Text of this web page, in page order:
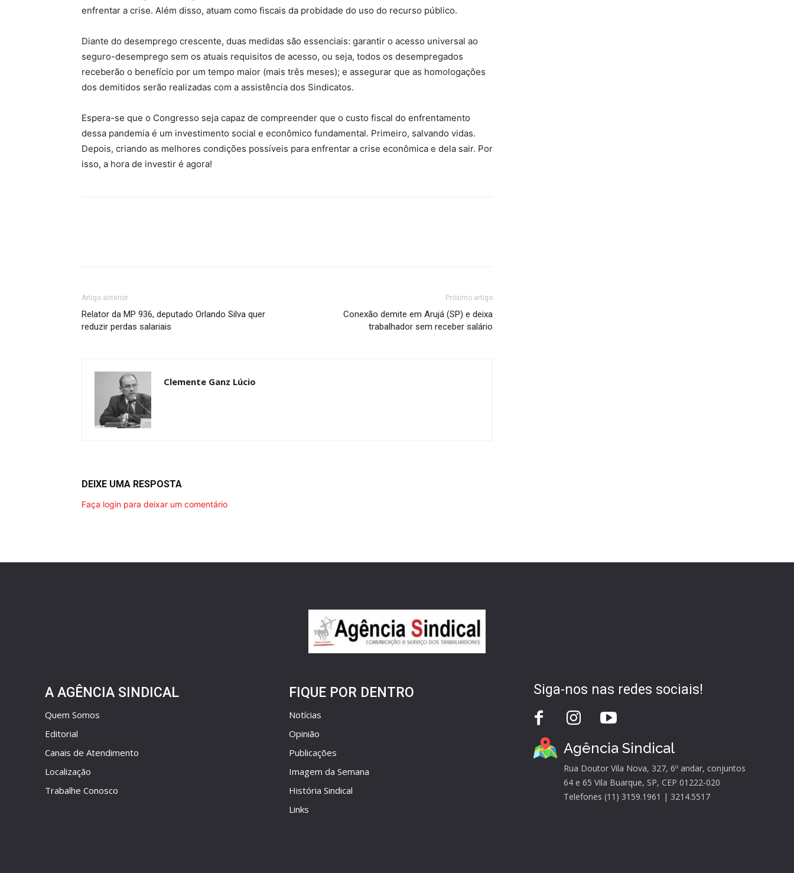
enfrentar a crise. Além disso, atuam como fiscais da probidade do uso do recurso público.
Diante do desemprego crescente, duas medidas são essenciais: garantir o acesso universal ao
seguro-desemprego sem os atuais requisitos de acesso, ou seja, todos os desempregados
receberão o benefício por um tempo maior (mais três meses); e assegurar que as homologações
dos demitidos serão realizadas com a assistência dos Sindicatos.
Espera-se que o Congresso seja capaz de compreender que o custo fiscal do enfrentamento
dessa pandemia é um investimento social e econômico fundamental. Primeiro, salvando vidas.
Depois, criando as melhores condições possíveis para enfrentar a crise econômica e dela sair. Por
isso, a hora de investir é agora!
Artigo anterior
Relator da MP 936, deputado Orlando Silva quer
reduzir perdas salariais
Próximo artigo
Conexão demite em Arujá (SP) e deixa
trabalhador sem receber salário
Clemente Ganz Lúcio
DEIXE UMA RESPOSTA
Faça login para deixar um comentário
A AGÊNCIA SINDICAL
Quem Somos
Editorial
Canais de Atendimento
Localização
Trabalhe Conosco
FIQUE POR DENTRO
Notícias
Opinião
Publicações
Imagem da Semana
História Sindical
Links
Siga-nos nas redes sociais!
Agência Sindical
Rua Doutor Vila Nova, 327, 6º andar, conjuntos
64 e 65 Vila Buarque, SP, CEP 01222-020
Telefones (11) 3159.1961 | 3214.5517